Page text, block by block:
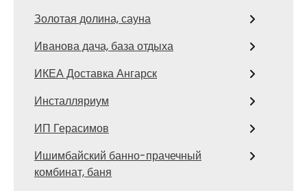
Золотая долина, сауна
Иванова дача, база отдыха
ИКЕА Доставка Ангарск
Инсталляриум
ИП Герасимов
Ишимбайский банно-прачечный
комбинат, баня